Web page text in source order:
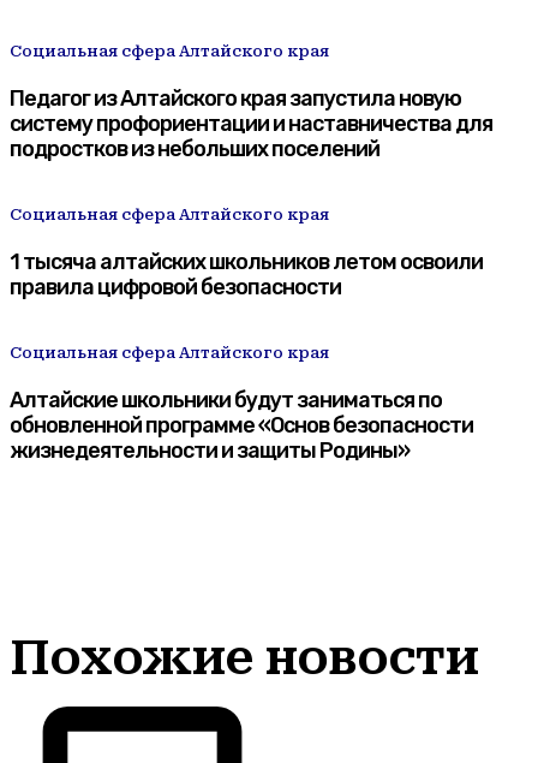
Социальная сфера Алтайского края
Педагог из Алтайского края запустила новую
систему профориентации и наставничества для
подростков из небольших поселений
Социальная сфера Алтайского края
1 тысяча алтайских школьников летом освоили
правила цифровой безопасности
Социальная сфера Алтайского края
Алтайские школьники будут заниматься по
обновленной программе «Основ безопасности
жизнедеятельности и защиты Родины»
Похожие новости